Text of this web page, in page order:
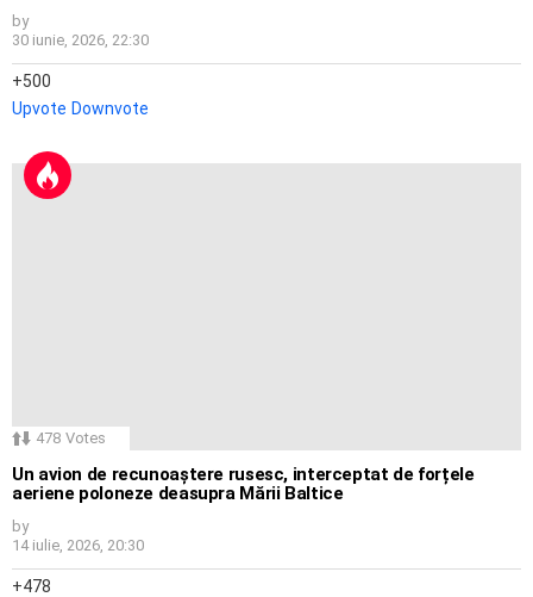
by
30 iunie, 2026, 22:30
500
Upvote Downvote
478 Votes
Un avion de recunoaștere rusesc, interceptat de forțele
aeriene poloneze deasupra Mării Baltice
by
14 iulie, 2026, 20:30
478